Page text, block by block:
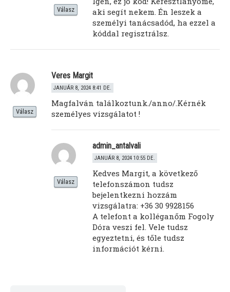
aki segít nekem. Én leszek a
személyi tanácsadód, ha ezzel a
kóddal regisztrálsz.
Válasz
Veres Margit
JANUÁR 8, 2024 8:41 DE.
Magfalván találkoztunk./anno/.Kérnék
személyes vizsgálatot !
Válasz
admin_antalvali
JANUÁR 8, 2024 10:55 DE.
Kedves Margit, a következő
telefonszámon tudsz
bejelentkezni hozzám
vizsgálatra: +36 30 9928156
A telefont a kolléganőm Fogoly
Dóra veszi fel. Vele tudsz
egyeztetni, és tőle tudsz
információt kérni.
Válasz